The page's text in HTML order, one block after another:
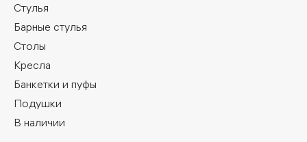
Стулья
Барные стулья
Столы
Кресла
Банкетки и пуфы
Подушки
В наличии